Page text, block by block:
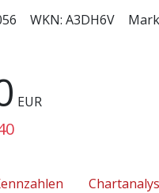
WKN: A3DH6V
EUR